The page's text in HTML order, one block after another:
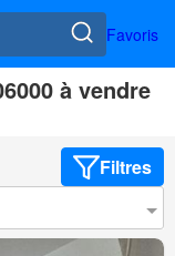
Favoris
à vendre
Filtres